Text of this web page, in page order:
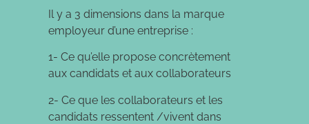
Il y a 3 dimensions dans la marque
employeur d’une entreprise :
1- Ce qu’elle propose concrètement
aux candidats et aux collaborateurs
2- Ce que les collaborateurs et les
candidats ressentent /vivent dans